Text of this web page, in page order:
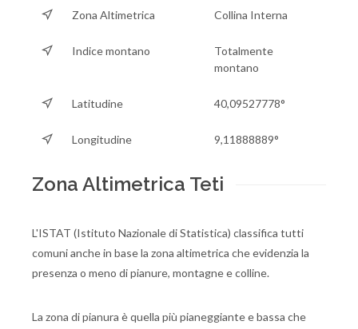
Zona Altimetrica Collina Interna
Indice montano
Totalmente
montano
Latitudine 40,09527778°
Longitudine 9,11888889°
Zona Altimetrica Teti
L'ISTAT (Istituto Nazionale di Statistica) classifica tutti
comuni anche in base la zona altimetrica che evidenzia la
presenza o meno di pianure, montagne e colline.
La zona di pianura è quella più pianeggiante e bassa che